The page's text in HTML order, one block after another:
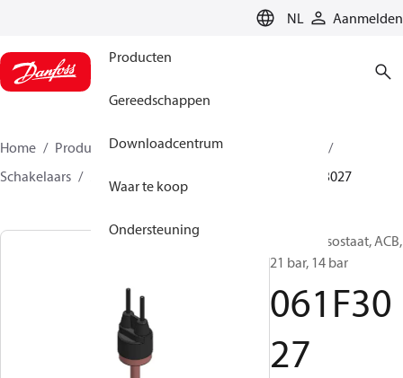
NL Aanmelden
Producten
Gereedschappen
Downloadcentrum
Waar te koop
Ondersteuning
Home Producten
Climate Solutions voor cooling
Schakelaars
061F3027
Mini-pressostaat, ACB,
21 bar, 14 bar
061F30
27